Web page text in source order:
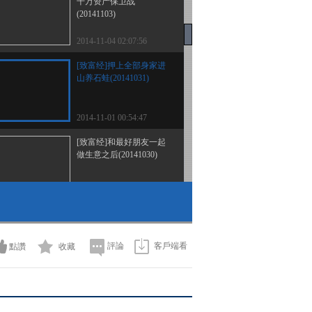
(20141103)
2014-11-04 02:07:56
[致富经]押上全部身家进
山养石蛙(20141031)
2014-11-01 00:54:47
[致富经]和最好朋友一起
做生意之后(20141030)
2014-10-29 22:12:25
[致富经]亿万财富从看别
點讚 收藏 評論 客戶端看